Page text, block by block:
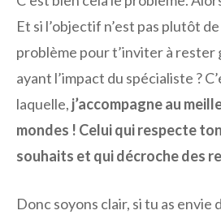
Et si l’objectif n’est pas plutôt
problème pour t’inviter à
ayant l’impact du spécialiste ?
laquelle, j’accompagne au
mondes ! Celui qui respecte
souhaits et qui décroche des
Donc soyons clair, si tu as